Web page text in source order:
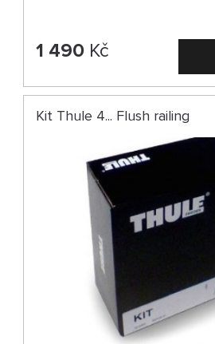
1 490 Kč
Kit Thule 4... Flush railing